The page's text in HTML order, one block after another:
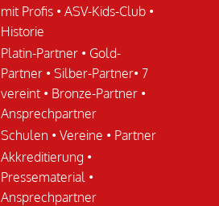
mit Profis • ASV-Kids-Club •
Historie
Platin-Partner • Gold-
Partner • Silber-Partner• 7
vereint • Bronze-Partner •
Ansprechpartner
Schulen • Vereine • Partner
Akkreditierung •
Pressematerial •
Ansprechpartner